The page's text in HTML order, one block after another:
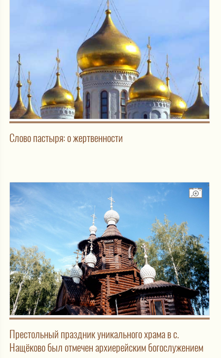
Слово пастыря: о жертвенности
Престольный праздник уникального храма в с.
Нащёково был отмечен архиерейским богослужением